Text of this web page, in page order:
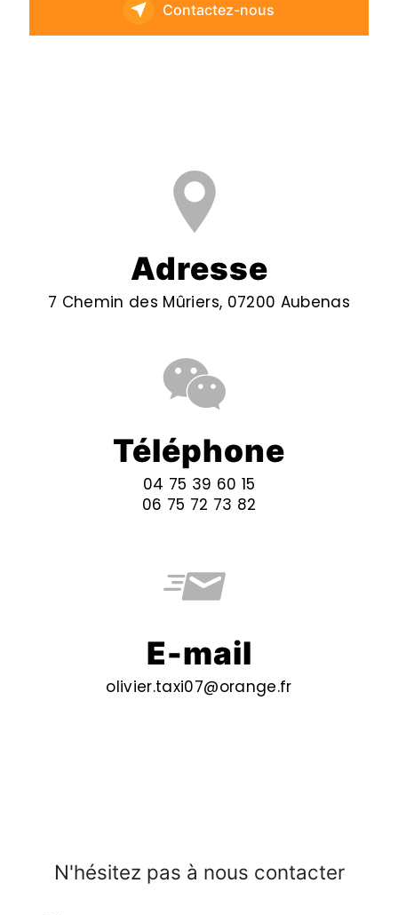
Contactez-nous
Adresse
7 Chemin des Mûriers, 07200 Aubenas
Téléphone
04 75 39 60 15
06 75 72 73 82
E-mail
olivier.taxi07@orange.fr
N'hésitez pas à nous contacter